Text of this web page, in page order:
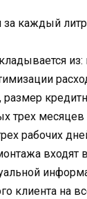
каждый
трех
рабочих
входят
на